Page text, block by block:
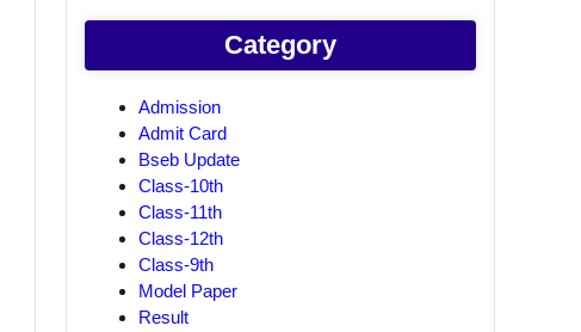
Category
Admission
Admit Card
Bseb Update
Class-10th
Class-11th
Class-12th
Class-9th
Model Paper
Result